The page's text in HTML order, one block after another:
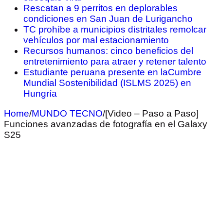
Rescatan a 9 perritos en deplorables
condiciones en San Juan de Lurigancho
TC prohíbe a municipios distritales remolcar
vehículos por mal estacionamiento
Recursos humanos: cinco beneficios del
entretenimiento para atraer y retener talento
Estudiante peruana presente en laCumbre
Mundial Sostenibilidad (ISLMS 2025) en
Hungría
Home/MUNDO TECNO/[Video – Paso a Paso]
Funciones avanzadas de fotografía en el Galaxy
S25